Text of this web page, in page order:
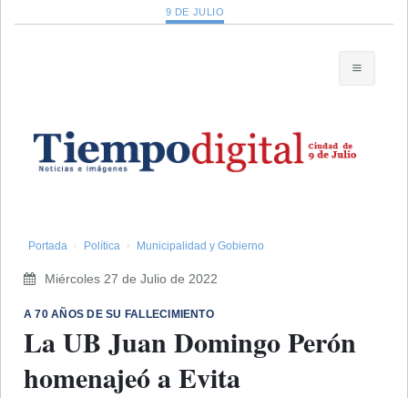
9 DE JULIO
Portada Política Municipalidad y Gobierno
Miércoles 27 de Julio de 2022
A 70 AÑOS DE SU FALLECIMIENTO
La UB Juan Domingo Perón
homenajeó a Evita